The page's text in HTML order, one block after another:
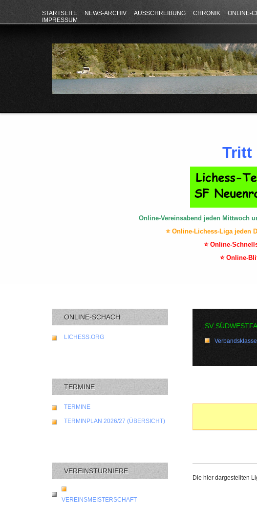
STARTSEITE NEWS-ARCHIV AUSSCHREIBUNG CHRONIK ONLINE-
IMPRESSUM
Tritt
Online-Vereinsabend jeden Mittwoch
⭐ Online-Lichess-Liga jeden
⭐ Online-
⭐ Online-
ONLINE-SCHACH
LICHESS.ORG
TERMINE
TERMINE
TERMINPLAN 2026/27 (ÜBERSICHT)
VEREINSTURNIERE
VEREINSMEISTERSCHAFT
SV
Die hier dargestellten